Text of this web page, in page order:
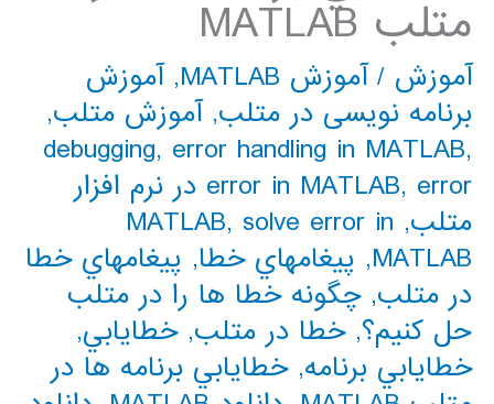
متلب MATLAB
آموزش /آموزش MATLAB ,آموزش
برنامه نویسی در متلب,آموزش متلب,
debugging, error handling in MATLAB,
error in MATLAB,
error در نرم افزار
متلب,
MATLAB, solve error in
MATLAB
, پيغامهاي خطا, پيغامهاي خطا
در متلب,چگونه خطا ها را در متلب
حل کنیم؟,خطا در متلب,خطايابي,
خطايابي برنامه,خطايابي برنامه ها در